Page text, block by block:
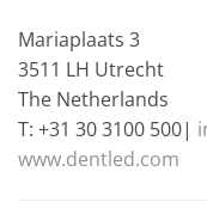
Mariaplaats 3
3511 LH Utrecht
The Netherlands
T: +31 30 3100 500|
www.dentled.com